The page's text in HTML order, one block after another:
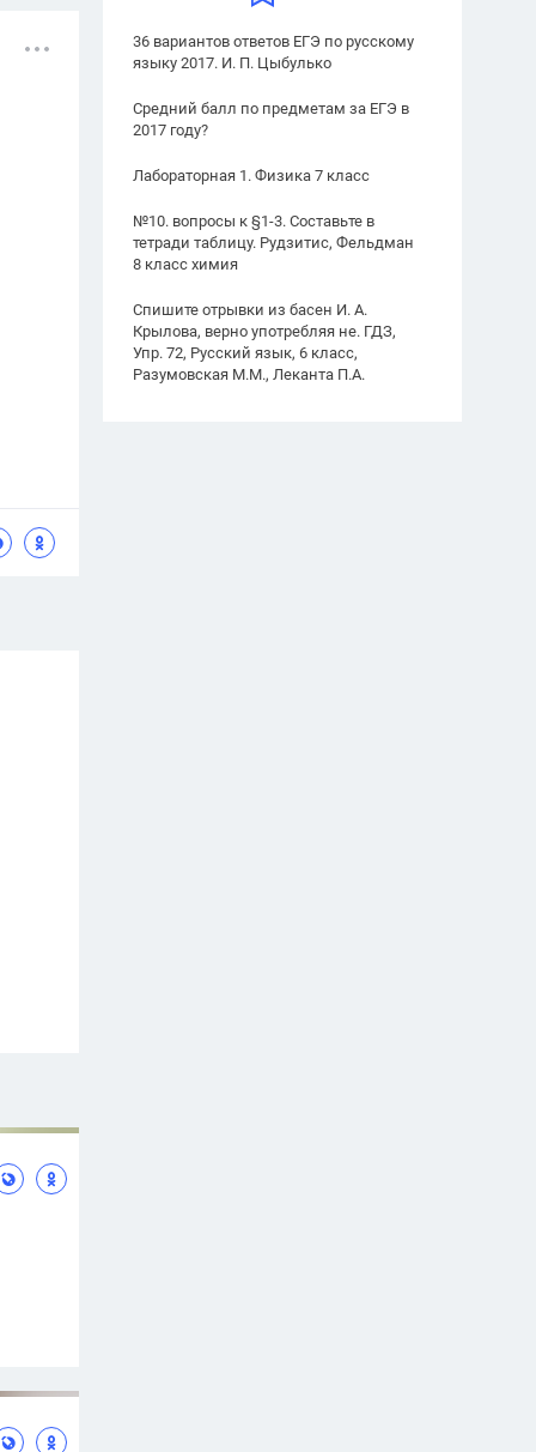
36 вариантов ответов ЕГЭ по русскому
языку 2017. И. П. Цыбулько
Средний балл по предметам за ЕГЭ в
2017 году?
Лабораторная 1. Физика 7 класс
№10. вопросы к §1-3. Составьте в
тетради таблицу. Рудзитис, Фельдман
8 класс химия
Спишите отрывки из басен И. А.
Крылова, верно употребляя не. ГДЗ,
Упр. 72, Русский язык, 6 класс,
Разумовская М.М., Леканта П.А.